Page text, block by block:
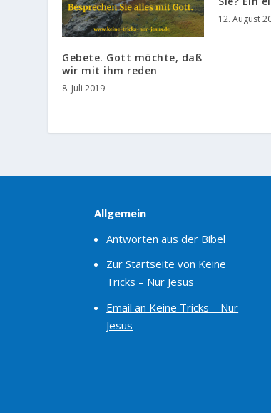
Gebete. Gott möchte, daß
wir mit ihm reden
8. Juli 2019
12. August
Allgemein
Antworten aus der Bibel
Zur Startseite von Keine
Tricks – Nur Jesus
Email an Keine Tricks – Nur
Jesus